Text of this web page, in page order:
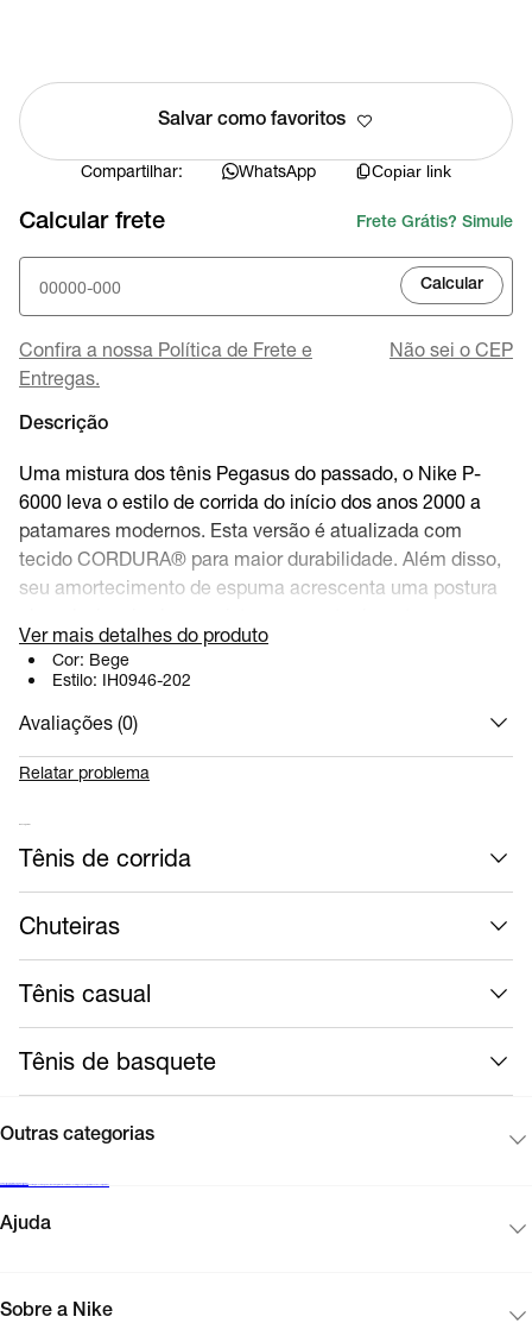
Salvar como favoritos
Compartilhar: WhatsApp Copiar link
Calcular frete Frete Grátis? Simule
Calcular
Confira a nossa Política de Frete e
Entregas.
Não sei o CEP
Descrição
Uma mistura dos tênis Pegasus do passado, o Nike P-
6000 leva o estilo de corrida do início dos anos 2000 a
patamares modernos. Esta versão é atualizada com
tecido CORDURA® para maior durabilidade. Além disso,
seu amortecimento de espuma acrescenta uma postura
inacreditável.
SKU:IH0946-202
Ver mais detalhes do produto
Cor: Bege
Estilo: IH0946-202
Avaliações (0)
Relatar problema
Tênis de corrida
Chuteiras
Tênis casual
Tênis de basquete
Outras categorias
Ajuda
Sobre a Nike